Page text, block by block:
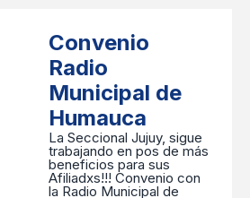
Convenio
Radio
Municipal de
Humauca
La Seccional Jujuy, sigue
trabajando en pos de más
beneficios para sus
Afiliadxs!!! Convenio con
la Radio Municipal de